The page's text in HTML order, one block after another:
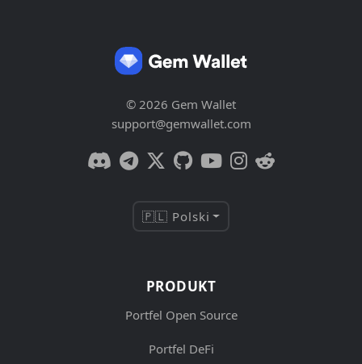
© 2026 Gem Wallet
support@gemwallet.com
🇵🇱 Polski
PRODUKT
Portfel Open Source
Portfel DeFi